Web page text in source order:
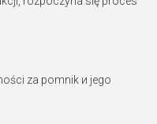
za pomnik и jego